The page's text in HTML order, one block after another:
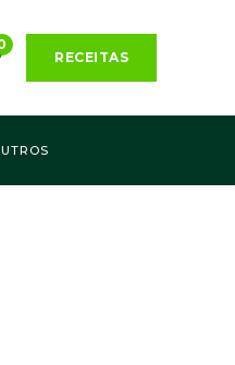
RECEITAS